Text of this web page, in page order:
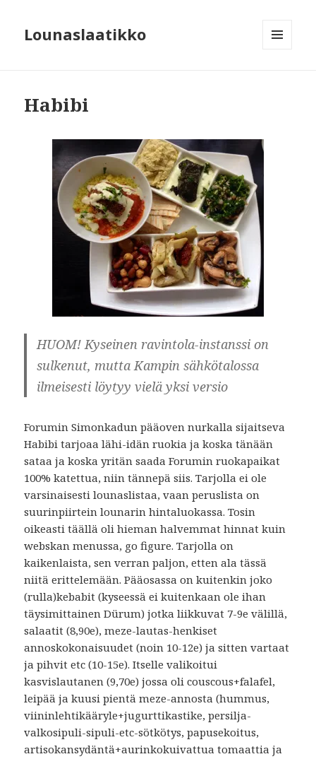
Lounaslaatikko
Habibi
HUOM! Kyseinen ravintola-instanssi on
sulkenut, mutta Kampin sähkötalossa
ilmeisesti löytyy vielä yksi versio
Forumin Simonkadun pääoven nurkalla sijaitseva
Habibi tarjoaa lähi-idän ruokia ja koska tänään
sataa ja koska yritän saada Forumin ruokapaikat
100% katettua, niin tännepä siis. Tarjolla ei ole
varsinaisesti lounaslistaa, vaan peruslista on
suurinpiirtein lounarin hintaluokassa. Tosin
oikeasti täällä oli hieman halvemmat hinnat kuin
webskan menussa, go figure. Tarjolla on
kaikenlaista, sen verran paljon, etten ala tässä
niitä erittelemään. Pääosassa on kuitenkin joko
(rulla)kebabit (kyseessä ei kuitenkaan ole ihan
täysimittainen Dürum) jotka liikkuvat 7-9e välillä,
salaatit (8,90e), meze-lautas-henkiset
annoskokonaisuudet (noin 10-12e) ja sitten vartaat
ja pihvit etc (10-15e). Itselle valikoitui
kasvislautanen (9,70e) jossa oli couscous+falafel,
leipää ja kuusi pientä meze-annosta (hummus,
viininlehtikääryle+jugurttikastike, persilja-
valkosipuli-sipuli-etc-sötkötys, papusekoitus,
artisokansydäntä+aurinkokuivattua tomaattia ja